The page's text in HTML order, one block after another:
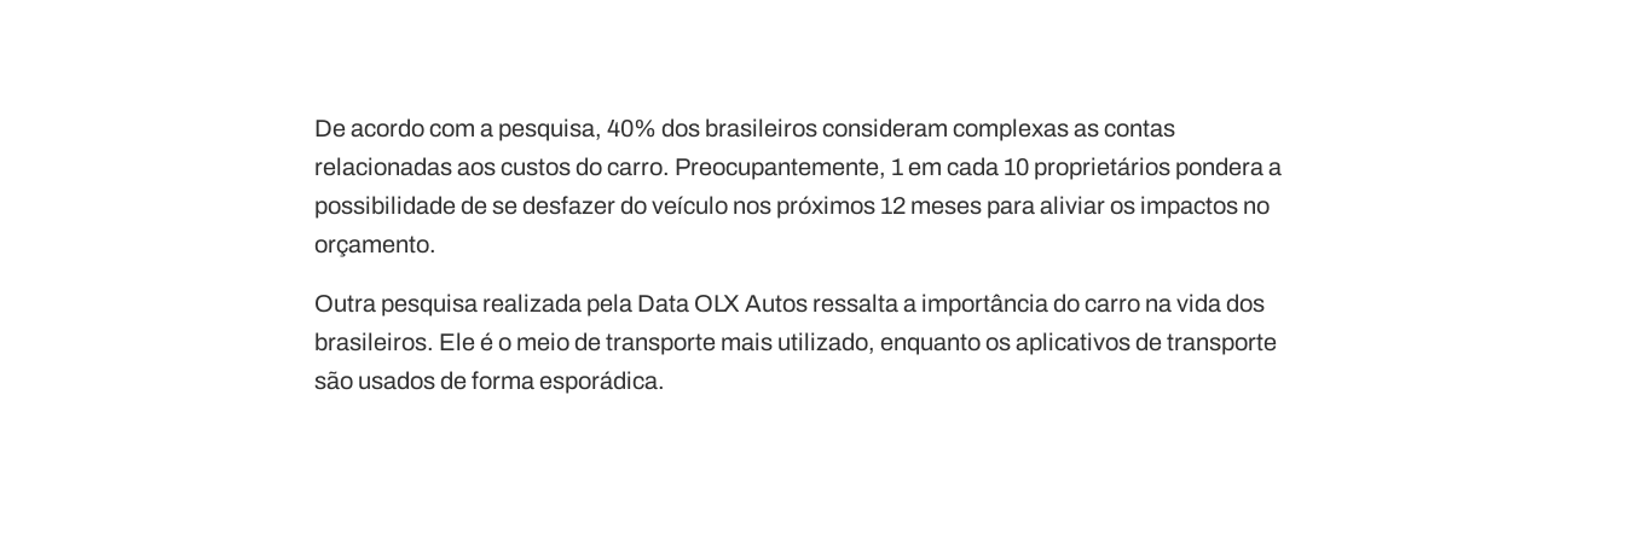
De acordo com a pesquisa, 40% dos brasileiros consideram complexas as contas
relacionadas aos custos do carro. Preocupantemente, 1 em cada 10 proprietários pondera a
possibilidade de se desfazer do veículo nos próximos 12 meses para aliviar os impactos no
orçamento.
Outra pesquisa realizada pela Data OLX Autos ressalta a importância do carro na vida dos
brasileiros. Ele é o meio de transporte mais utilizado, enquanto os aplicativos de transporte
são usados de forma esporádica.